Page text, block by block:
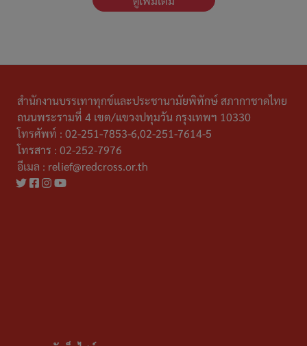
สำนักงานบรรเทาทุกข์และประชานามัยพิทักษ์ สภากาชาดไทย
ถนนพระรามที่ 4 เขต/แขวงปทุมวัน กรุงเทพฯ 10330
โทรศัพท์ : 02-251-7853-6,02-251-7614-5
โทรสาร : 02-252-7976
อีเมล : relief@redcross.or.th